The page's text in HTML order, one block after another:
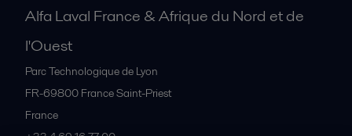
Alfa Laval France & Afrique du Nord et de
l'Ouest
Parc Technologique de Lyon
FR-69800 France Saint-Priest
France